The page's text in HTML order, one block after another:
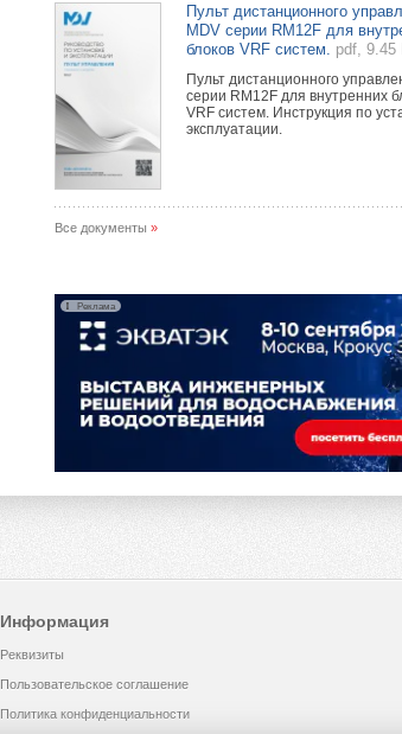
Пульт дистанционного
MDV серии RM12F для
блоков VRF систем.
pdf, 9.45
Пульт дистанционного
серии RM12F для внутренних
VRF систем. Инструкция по
эксплуатации.
Все документы »
Реклама
Информация
Реквизиты
Пользовательское соглашение
Политика конфиденциальности